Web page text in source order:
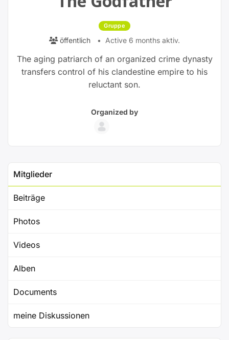
Gruppe
öffentlich Active 6 months aktiv.
The aging patriarch of an organized crime dynasty
transfers control of his clandestine empire to his
reluctant son.
Group
Parent
Group
Organizers
Organized by
Mitglieder
Beiträge
Photos
Videos
Alben
Documents
meine Diskussionen